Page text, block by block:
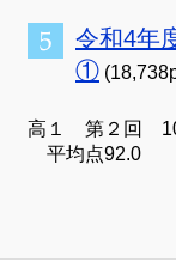
令和4
①
高１ 第２回
平均点92.0